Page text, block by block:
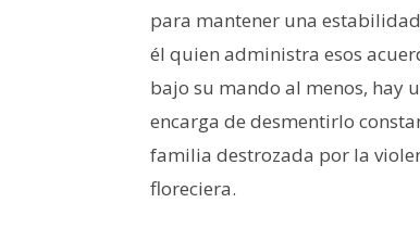
para mantener una
él quien administra esos
bajo su mando al menos, hay
encarga de desmentirlo
familia destrozada por la
floreciera.